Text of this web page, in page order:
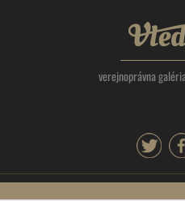
verejnoprávna
twitter